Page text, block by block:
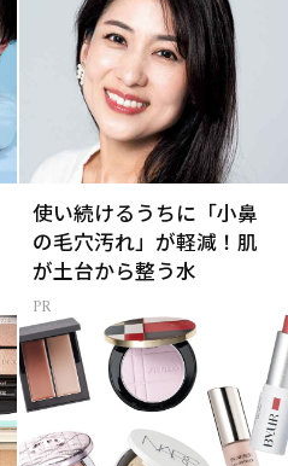
使い続けるうちに「小鼻
の毛穴汚れ」が軽減！肌
が土台から整う水